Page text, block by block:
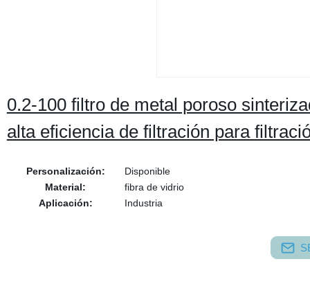
0.2-100 filtro de metal poroso
alta eficiencia de filtración para
Personalización:
Disponible
Material:
fibra de vidrio
Aplicación:
Industria